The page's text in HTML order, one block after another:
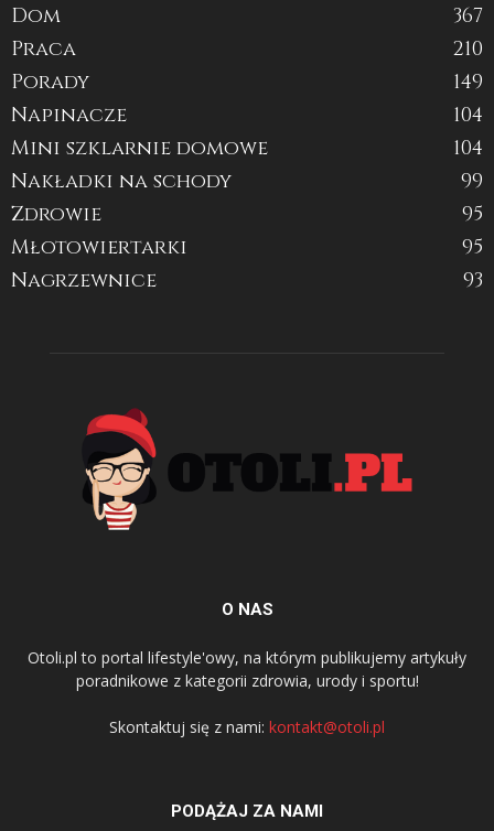
Dom
367
Praca
210
Porady
149
Napinacze
104
Mini szklarnie domowe
104
Nakładki na schody
99
Zdrowie
95
Młotowiertarki
95
Nagrzewnice
93
O NAS
Otoli.pl to portal lifestyle'owy, na którym publikujemy artykuły
poradnikowe z kategorii zdrowia, urody i sportu!
Skontaktuj się z nami: kontakt@otoli.pl
PODĄŻAJ ZA NAMI